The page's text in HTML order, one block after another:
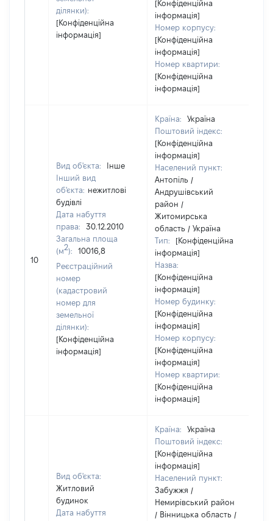
ділянки):
[Конфіденційна
інформація]
[Конфіденційна
інформація]
Номер корпусу:
[Конфіденційна
інформація]
Номер квартири:
[Конфіденційна
інформація]
10
Вид об'єкта:
Інше
Інший вид
об'єкта: нежитлові
будівлі
Дата набуття
права:
30.12.2010
Загальна площа
(м2):
10016,8
Реєстраційний
номер
(кадастровий
номер для
земельної
ділянки):
[Конфіденційна
інформація]
Країна:
Україна
Поштовий індекс:
[Конфіденційна
інформація]
Населений пункт:
Антопіль /
Андрушівський
район /
Житомирська
область / Україна
Тип:
[Конфіденційна
інформація]
Назва:
[Конфіденційна
інформація]
Номер будинку:
[Конфіденційна
інформація]
Номер корпусу:
[Конфіденційна
інформація]
Номер квартири:
[Конфіденційна
інформація]
Вид об'єкта:
Житловий
будинок
Дата набуття
Країна:
Україна
Поштовий індекс:
[Конфіденційна
інформація]
Населений пункт:
Забужжя /
Немирівський район
/ Вінницька область /